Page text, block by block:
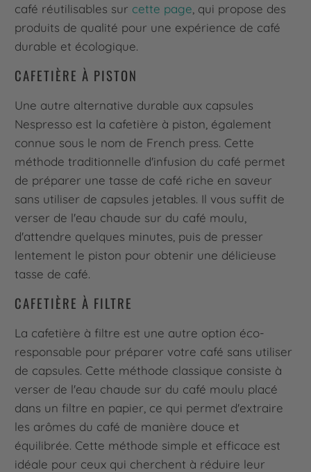
café réutilisables sur cette page , qui propose des
produits de qualité pour une expérience de café
durable et écologique.
CAFETIÈRE À PISTON
Une autre alternative durable aux capsules
Nespresso est la cafetière à piston, également
connue sous le nom de French press. Cette
méthode traditionnelle d'infusion du café permet
de préparer une tasse de café riche en saveur
sans utiliser de capsules jetables. Il vous suffit de
verser de l'eau chaude sur du café moulu,
d'attendre quelques minutes, puis de presser
lentement le piston pour obtenir une délicieuse
tasse de café.
CAFETIÈRE À FILTRE
La cafetière à filtre est une autre option éco-
responsable pour préparer votre café sans utiliser
de capsules. Cette méthode classique consiste à
verser de l'eau chaude sur du café moulu placé
dans un filtre en papier, ce qui permet d'extraire
les arômes du café de manière douce et
équilibrée. Cette méthode simple et efficace est
idéale pour ceux qui cherchent à réduire leur